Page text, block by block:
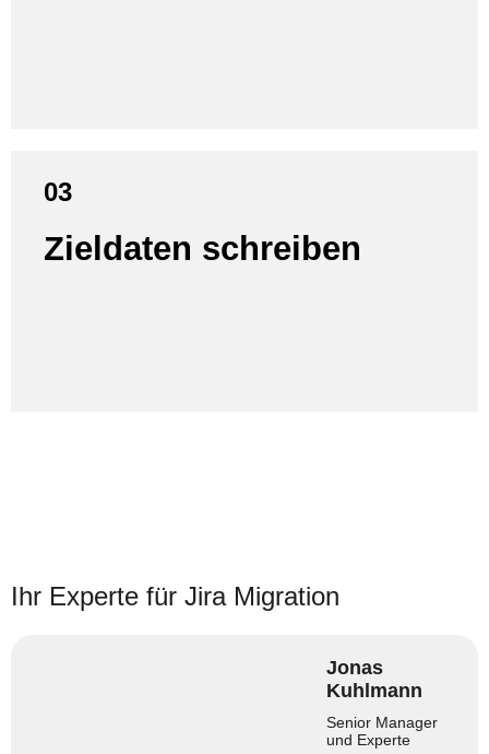
03
Zieldaten schreiben
Ihr Experte für Jira Migration
Jonas
Kuhlmann
Senior Manager
und Experte